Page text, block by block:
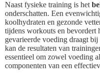
Naast fysieke training is het
onderschatten. Een
koolhydraten en gezonde
tijdens workouts en bevordert
gevarieerde voeding draagt
kan de resultaten van
essentieel om zowel voeding
componenten van een